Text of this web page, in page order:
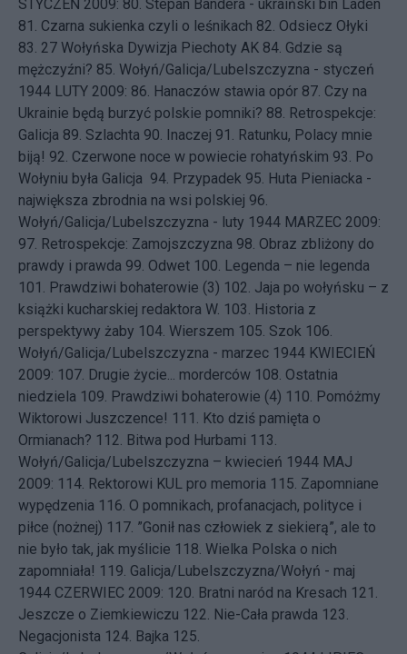
STYCZEŃ 2009: 80. Stepan Bandera - ukraiński bin Laden
81. Czarna sukienka czyli o leśnikach 82. Odsiecz Ołyki
83. 27 Wołyńska Dywizja Piechoty AK 84. Gdzie są
mężczyźni? 85. Wołyń/Galicja/Lubelszczyzna - styczeń
1944 LUTY 2009: 86. Hanaczów stawia opór 87. Czy na
Ukrainie będą burzyć polskie pomniki? 88. Retrospekcje:
Galicja 89. Szlachta 90. Inaczej 91.
Ratunku, Polacy mnie
biją! 92. Czerwone noce w powiecie rohatyńskim 93. Po
Wołyniu była Galicja 94. Przypadek 95. Huta Pieniacka -
największa zbrodnia na wsi polskiej 96.
Wołyń/Galicja/Lubelszczyzna - luty 1944 MARZEC 2009:
97. Retrospekcje: Zamojszczyzna 98. Obraz zbliżony do
prawdy i prawda 99. Odwet 100. Legenda – nie legenda
101.
Prawdziwi bohaterowie (3) 102. Jaja po wołyńsku – z
książki kucharskiej redaktora W. 103. Historia z
perspektywy żaby 104. Wierszem 105. Szok 106.
Wołyń/Galicja/Lubelszczyzna - marzec 1944 KWIECIEŃ
2009: 107. Drugie życie... morderców 108. Ostatnia
niedziela 109. Prawdziwi bohaterowie (4) 110. Pomóżmy
Wiktorowi Juszczence! 111.
Kto dziś pamięta o
Ormianach? 112. Bitwa pod Hurbami 113.
Wołyń/Galicja/Lubelszczyzna – kwiecień 1944 MAJ
2009: 114. Rektorowi KUL pro memoria 115. Zapomniane
wypędzenia 116. O pomnikach, profanacjach, polityce i
piłce (nożnej) 117. ”Gonił nas człowiek z siekierą”, ale to
nie było tak, jak myślicie 118. Wielka Polska o nich
zapomniała! 119. Galicja/Lubelszczyzna/Wołyń - maj
1944 CZERWIEC 2009: 120. Bratni naród na Kresach 121.
Jeszcze o Ziemkiewiczu 122. Nie-Cała prawda 123.
Negacjonista 124. Bajka 125.